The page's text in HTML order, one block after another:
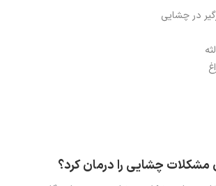
در چشایی
چشایی را درمان کرد؟